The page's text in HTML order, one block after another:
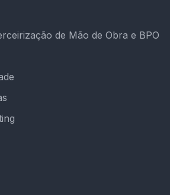
de Mão de Obra e BPO